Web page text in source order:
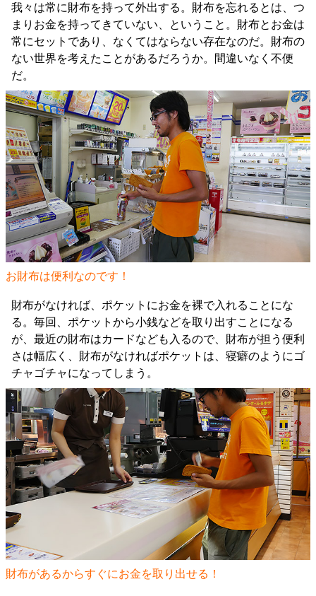
我々は常に財布を持って外出する。財布を忘れるとは、つ
まりお金を持ってきていない、ということ。財布とお金は
常にセットであり、なくてはならない存在なのだ。財布の
ない世界を考えたことがあるだろうか。間違いなく不便
だ。
お財布は便利なのです！
財布がなければ、ポケットにお金を裸で入れることにな
る。毎回、ポケットから小銭などを取り出すことになる
が、最近の財布はカードなども入るので、財布が担う便利
さは幅広く、財布がなければポケットは、寝癖のようにゴ
チャゴチャになってしまう。
財布があるからすぐにお金を取り出せる！